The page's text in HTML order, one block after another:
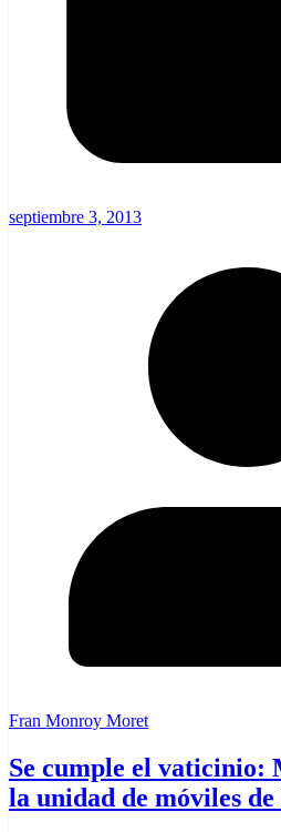
septiembre 3, 2013
Fran Monroy Moret
Se cumple el vaticinio:
la unidad de móviles